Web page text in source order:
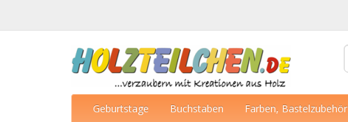
Geburtstage Buchstaben Farben, Bastelzubehör